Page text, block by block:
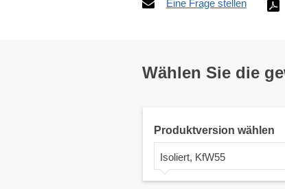
Eine Frage stellen
Wählen Sie die
Produktversion wählen
Isoliert, KfW55